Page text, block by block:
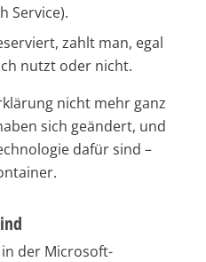
Service).
zahlt man, egal
nutzt oder nicht.
nicht mehr ganz
sich geändert, und
dafür sind –
der Microsoft-